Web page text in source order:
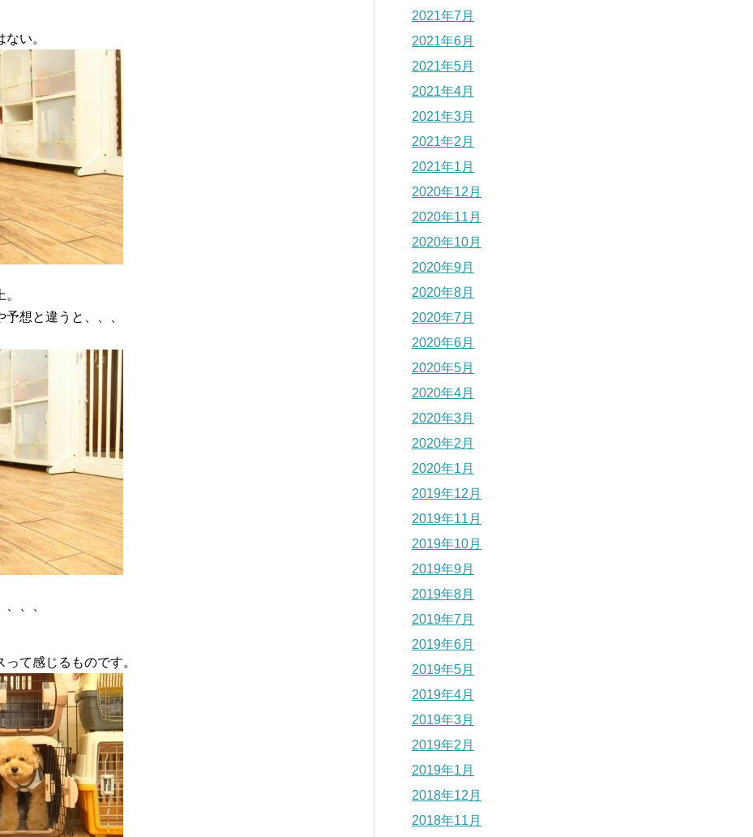
い。
想と違うと、、、
、、
て感じるものです。
2021年7月
2021年6月
2021年5月
2021年4月
2021年3月
2021年2月
2021年1月
2020年12月
2020年11月
2020年10月
2020年9月
2020年8月
2020年7月
2020年6月
2020年5月
2020年4月
2020年3月
2020年2月
2020年1月
2019年12月
2019年11月
2019年10月
2019年9月
2019年8月
2019年7月
2019年6月
2019年5月
2019年4月
2019年3月
2019年2月
2019年1月
2018年12月
2018年11月